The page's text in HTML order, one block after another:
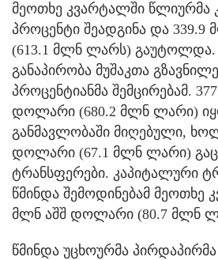
მეოთხე კვარტალში წლიურმა
პროცენტი შეადგინა და
(613.1 მლნ ლარს)
განაპირობა მუშაკთა
პროცენტიანმა შემცირებამ.
დოლარი (680.2 მლნ ლარი)
განმავლობაში მიღებული,
დოლარი (67.1 მლნ ლარი)
ტრანსფერები. კაპიტალური
წმინდა შემოდინებამ მეოთხე
მლნ აშშ დოლარი (80.7 მლნ
წმინდა უცხოურმა პირდაპირმა